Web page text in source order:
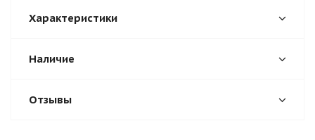
Характеристики
Наличие
Отзывы